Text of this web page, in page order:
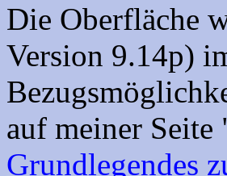
Die Oberfläche
Version 9.14p)
auf meiner Seite
Grundlegendes